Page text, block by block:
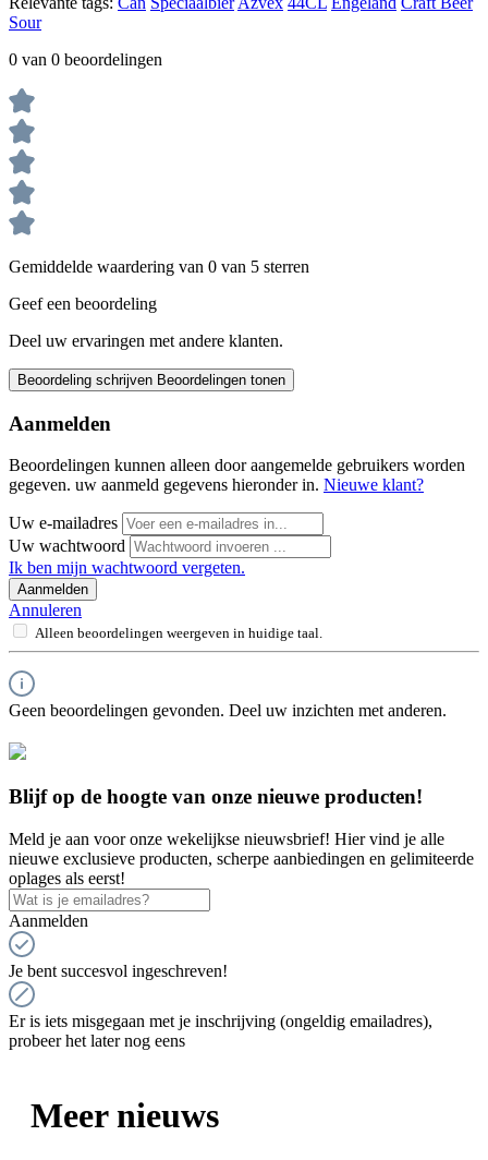
Sour
0 van 0 beoordelingen
Gemiddelde waardering van 0 van 5 sterren
Geef een beoordeling
Deel uw ervaringen met andere klanten.
Beoordeling schrijven Beoordelingen tonen
Aanmelden
Beoordelingen kunnen alleen door aangemelde gebruikers worden
gegeven. uw aanmeld gegevens hieronder in. Nieuwe klant?
Uw e-mailadres
Uw wachtwoord
Ik ben mijn wachtwoord vergeten.
Aanmelden
Annuleren
Alleen beoordelingen weergeven in huidige taal.
Geen beoordelingen gevonden. Deel uw inzichten met anderen.
Blijf op de hoogte van onze nieuwe producten!
Meld je aan voor onze wekelijkse nieuwsbrief! Hier vind je alle
nieuwe exclusieve producten, scherpe aanbiedingen en gelimiteerde
oplages als eerst!
Aanmelden
Je bent succesvol ingeschreven!
Er is iets misgegaan met je inschrijving (ongeldig emailadres),
probeer het later nog eens
Meer nieuws